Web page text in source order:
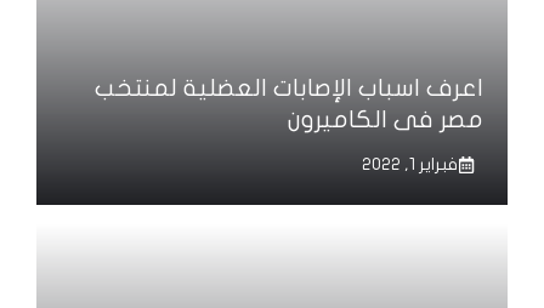
اعرف اسباب الإصابات العضلية لمنتخب
مصر فى الكاميرون
فبراير 1, 2022